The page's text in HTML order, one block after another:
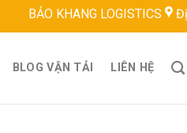
LOGISTICS Địa chỉ: 22
BLOG VẬN TẢI LIÊN HỆ